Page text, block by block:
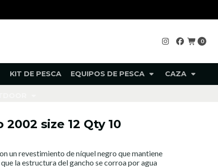
0
KIT DE PESCA EQUIPOS DE PESCA CAZA
size 12 Qty 10
un revestimiento de níquel negro que mantiene
la estructura del gancho se corroa por agua